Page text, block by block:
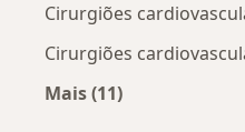
Cirurgiões
Cirurgiões
Mais (11)